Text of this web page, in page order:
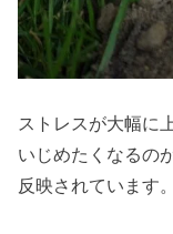
ストレスが大幅に
いじめたくなるの
反映されています。